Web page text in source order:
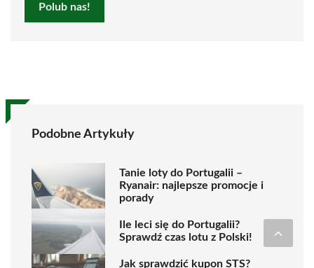
Polub nas!
Podobne Artykuły
Tanie loty do Portugalii –
Ryanair: najlepsze promocje i
porady
Ile leci się do Portugalii?
Sprawdź czas lotu z Polski!
Jak sprawdzić kupon STS?